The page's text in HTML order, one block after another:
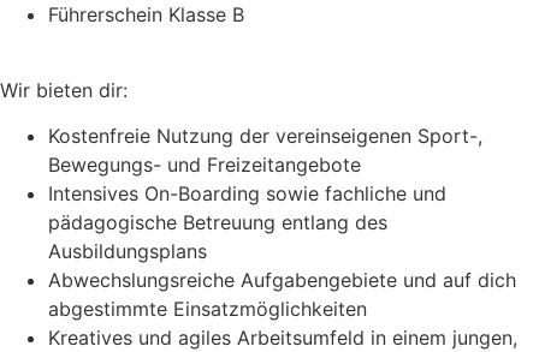
Führerschein Klasse B
Wir bieten dir:
Kostenfreie Nutzung der vereinseigenen Sport-,
Bewegungs- und Freizeitangebote
Intensives On-Boarding sowie fachliche und
pädagogische Betreuung entlang des
Ausbildungsplans
Abwechslungsreiche Aufgabengebiete und auf dich
abgestimmte Einsatzmöglichkeiten
Kreatives und agiles Arbeitsumfeld in einem jungen,